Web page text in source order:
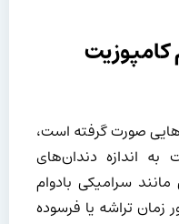
صورت گرفته است،
اندازه دندان‌های
سرامیکی بادوام
زمان تراشه یا فرسوده